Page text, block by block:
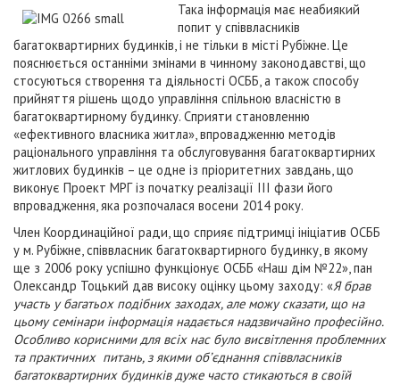
Така інформація має неабиякий
попит у співвласників
багатоквартирних будинків, і не тільки в місті Рубіжне. Це
пояснюється останніми змінами в чинному законодавстві, що
стосуються створення та діяльності ОСББ, а також способу
прийняття рішень щодо управління спільною власністю в
багатоквартирному будинку. Сприяти становленню
«ефективного власника житла», впровадженню методів
раціонального управління та обслуговування багатоквартирних
житлових будинків – це одне із пріоритетних завдань, що
виконує Проект МРГ із початку реалізації ІІІ фази його
впровадження, яка розпочалася восени 2014 року.
Член Координаційної ради, що сприяє підтримці ініціатив ОСББ
у м. Рубіжне, співвласник багатоквартирного будинку, в якому
ще з 2006 року успішно функціонує ОСББ «Наш дім №22», пан
Олександр Тоцький дав високу оцінку цьому заходу: «Я брав
участь у багатьох подібних заходах, але можу сказати, що на
цьому семінари інформація надається надзвичайно професійно.
Особливо корисними для всіх нас було висвітлення проблемних
та практичних питань, з якими об’єднання співвласників
багатоквартирних будинків дуже часто стикаються в своїй